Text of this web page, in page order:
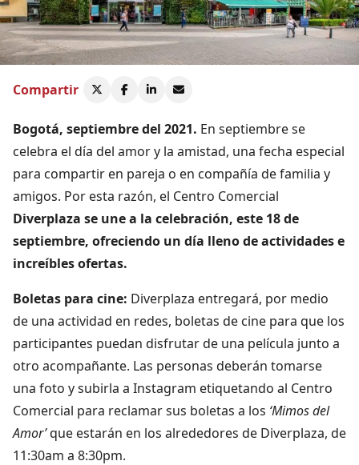
Compartir
Bogotá, septiembre del 2021. En septiembre se
celebra el día del amor y la amistad, una fecha especial
para compartir en pareja o en compañía de familia y
amigos. Por esta razón, el Centro Comercial
Diverplaza se une a la celebración, este 18 de
septiembre, ofreciendo un día lleno de actividades e
increíbles ofertas.
Boletas para cine: Diverplaza entregará, por medio
de una actividad en redes, boletas de cine para que los
participantes puedan disfrutar de una película junto a
otro acompañante. Las personas deberán tomarse
una foto y subirla a Instagram etiquetando al Centro
Comercial para reclamar sus boletas a los ‘Mimos del
Amor’que estarán en los alrededores de Diverplaza, de
11:30am a 8:30pm.